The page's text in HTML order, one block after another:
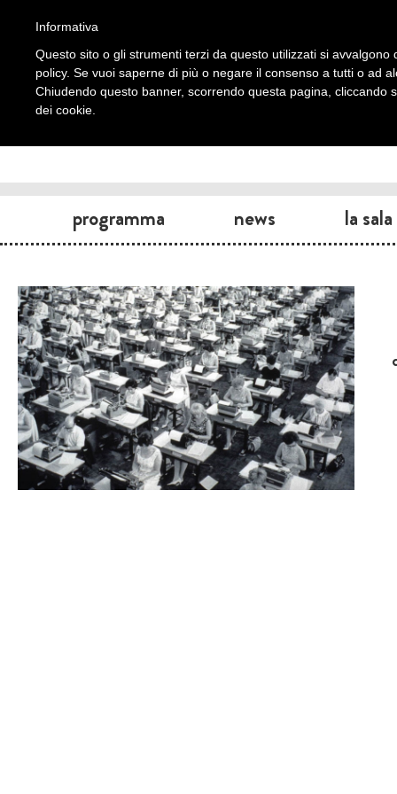
programma news la sala
Informativa
Questo sito o gli strumenti terzi da questo utilizzati si
policy. Se vuoi saperne di più o negare il consenso a tutti o ad
Chiudendo questo banner, scorrendo questa pagina, cliccando
dei cookie.